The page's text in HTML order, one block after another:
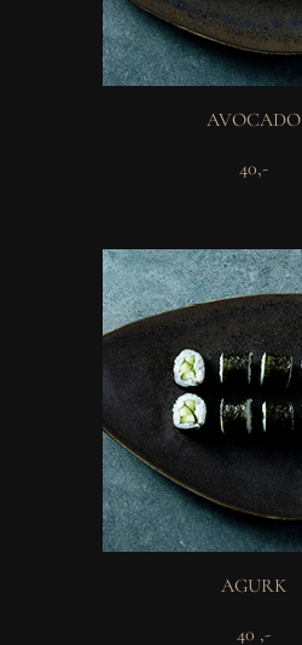
AVOCADO
40,-
AGURK
40 ,-